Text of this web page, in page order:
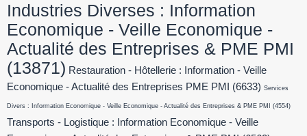
Industries Diverses : Information
Economique - Veille Economique -
Actualité des Entreprises & PME PMI
(13871) Restauration - Hôtellerie : Information - Veille
Economique - Actualité des Entreprises PME PMI
(6633) Services
Divers : Information Economique - Veille Economique - Actualité des Entreprises & PME PMI (4554)
Transports - Logistique : Information Economique - Veille